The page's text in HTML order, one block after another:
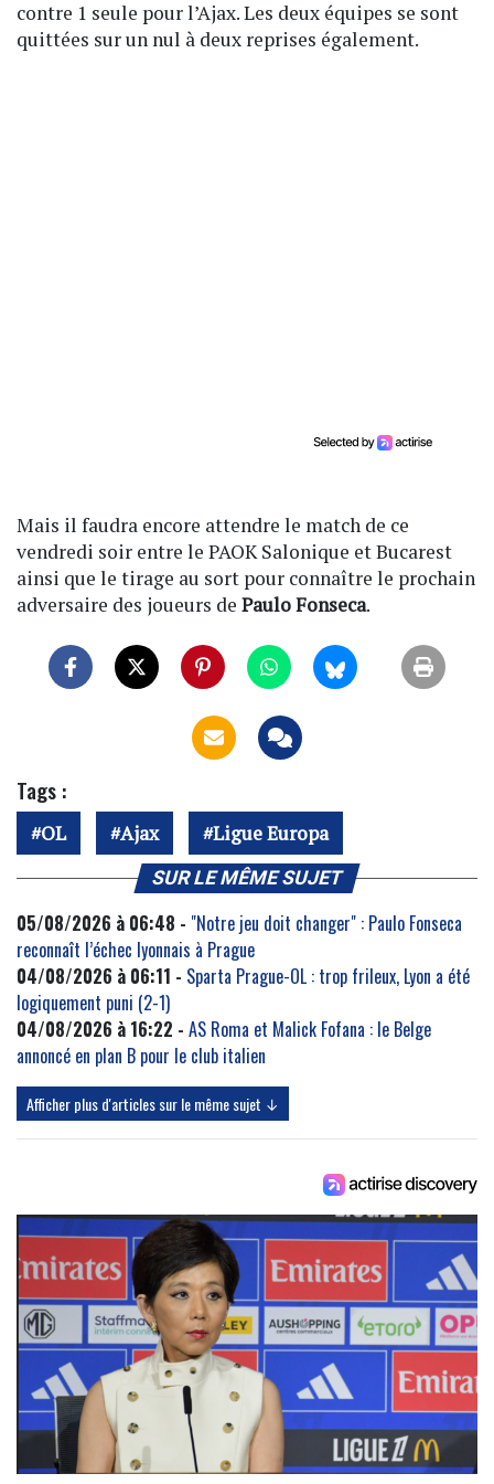
contre 1 seule pour l’Ajax. Les deux équipes se sont
quittées sur un nul à deux reprises également.
Mais il faudra encore attendre le match de ce
vendredi soir entre le PAOK Salonique et Bucarest
ainsi que le tirage au sort pour connaître le prochain
adversaire des joueurs de Paulo Fonseca.
Tags :
OL Ajax Ligue Europa
SUR LE MÊME SUJET
05/08/2026 à 06:48 - "Notre jeu doit changer" : Paulo Fonseca
reconnaît l’échec lyonnais à Prague
04/08/2026 à 06:11 - Sparta Prague-OL : trop frileux, Lyon a été
logiquement puni (2-1)
04/08/2026 à 16:22 - AS Roma et Malick Fofana : le Belge
annoncé en plan B pour le club italien
Afficher plus d'articles sur le même sujet ↓